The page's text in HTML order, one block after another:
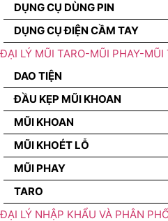
DỤNG CỤ DÙNG PIN
DỤNG CỤ ĐIỆN CẦM TAY
ĐẠI LÝ MŨI TARO-MŨI PHAY-
DAO TIỆN
ĐẦU KẸP MŨI KHOAN
MŨI KHOAN
MŨI KHOÉT LỖ
MŨI PHAY
TARO
ĐẠI LÝ NHẬP KHẨU VÀ PHÂN